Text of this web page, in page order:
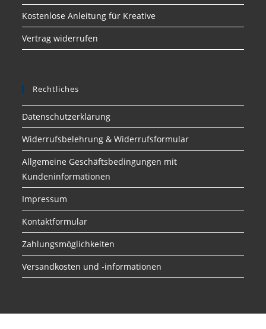
Kostenlose Anleitung für Kreative
Vertrag widerrufen
Rechtliches
Datenschutzerklärung
Widerrufsbelehrung & Widerrufsformular
Allgemeine Geschäftsbedingungen mit
Kundeninformationen
Impressum
Kontaktformular
Zahlungsmöglichkeiten
Versandkosten und -informationen